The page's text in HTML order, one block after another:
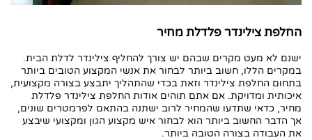
החלפת צילינדר פלדלת מחיר
ישנם לא מעט מקרים שבהם יש צורך להחליף צילינדר לדלת הבית.
במקרים הללו, חשוב ביותר לבחור את אנשי המקצוע הטובים ביותר
בתחום החלפת צילינדר וזאת בכדי שהתהליך יתבצע בצורה מקצועית,
איכותית ומדויקת. אם אתם תוהים אודות החלפת צילינדר פלדלת
מחיר, כדאי שתדעו שהמחיר לרוב ישתנה בהתאם לפרמטרים שונים,
אך הדבר החשוב ביותר הוא לבחור איש מקצוע הגון ומקצועי שיבצע
את העבודה בצורה הטובה ביותר.